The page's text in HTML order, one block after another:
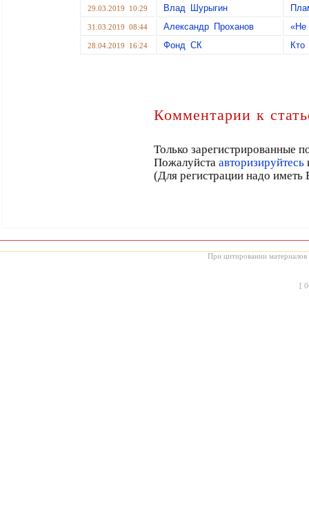
29.03.2019 10:29 Влад Шурыгин
31.03.2019 08:44 Александр Проханов «Не
28.04.2019 16:24 Фонд СК
Комментарии к
Только зарегистрированные
Пожалуйста авторизируйтесь
(Для регистрации надо
При цитировании материалов
[